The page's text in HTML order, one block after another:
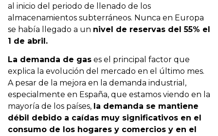
al inicio del periodo de llenado de los
almacenamientos subterráneos. Nunca en Europa
se había llegado a un nivel de reservas del 55% el
1 de abril.
La demanda de gas es el principal factor que
explica la evolución del mercado en el último mes.
A pesar de la mejora en la demanda industrial,
especialmente en España, que estamos viendo en la
mayoría de los países, la demanda se mantiene
débil debido a caídas muy significativos en el
consumo de los hogares y comercios y en el